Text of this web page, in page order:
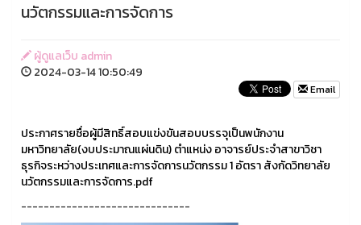
นวัตกรรมและการจัดการ
ผู้ดูแลเว็บ admin
2024-03-14 10:50:49
Email
ประกาศรายชื่อผู้มีสิทธิ์สอบแข่งขันสอบบรรจุเป็นพนักงาน
มหาวิทยาลัย(งบประมาณแผ่นดิน) ตำแหน่ง อาจารย์ประจำสาขาวิชา
ธุรกิจระหว่างประเทศและการจัดการนวัตกรรม 1 อัตรา สังกัดวิทยาลัย
นวัตกรรมและการจัดการ.pdf
------------------------------